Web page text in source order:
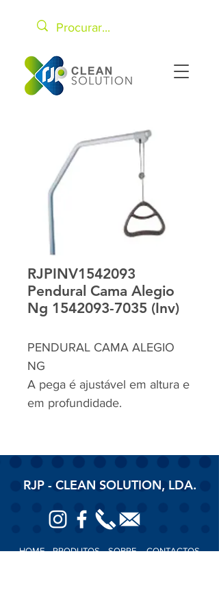
RJPINV1542093
Pendural Cama Alegio
Ng 1542093-7035 (Inv)
PENDURAL CAMA ALEGIO
NG
A pega é ajustável em altura e
em profundidade.
RJP - CLEAN SOLUTION, LDA.
HOMEPRODUTOSSOBRE CONTACTOS